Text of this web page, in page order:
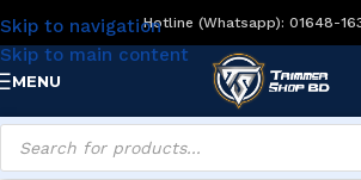
Skip to navigation
Skip to main content
Hotline (Whatsapp): 01648-
MENU
Home/Men's Grooming/Body Groomers